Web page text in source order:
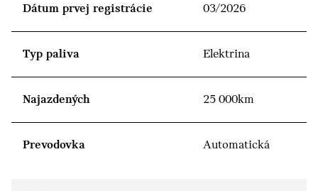
Dátum prvej registrácie 03/2026
Typ paliva Elektrina
Najazdených 25 000km
Prevodovka Automatická